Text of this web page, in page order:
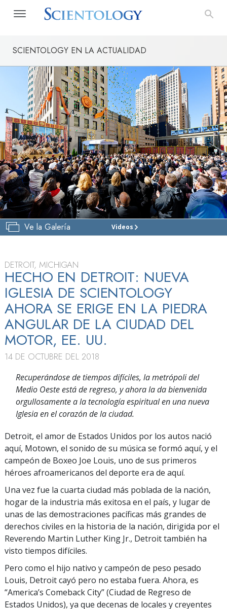
SCIENTOLOGY EN LA ACTUALIDAD
Ve la Galería Videos
IGLESIA
GRAN
INAUGURACIÓN
DETROIT, MICHIGAN
HECHO EN DETROIT: NUEVA
IGLESIA DE SCIENTOLOGY
AHORA SE ERIGE EN LA PIEDRA
ANGULAR DE LA CIUDAD DEL
MOTOR, EE. UU.
14 DE OCTUBRE DEL 2018
Recuperándose de tiempos difíciles, la metrópoli del
Medio Oeste está de regreso, y ahora la da bienvenida
orgullosamente a la tecnología espiritual en una nueva
Iglesia en el corazón de la ciudad.
Detroit, el amor de Estados Unidos por los autos nació
aquí, Motown, el sonido de su música se formó aquí, y el
campeón de Boxeo Joe Louis, uno de sus primeros
héroes afroamericanos del deporte era de aquí.
Una vez fue la cuarta ciudad más poblada de la nación,
hogar de la industria más exitosa en el país, y lugar de
unas de las demostraciones pacíficas más grandes de
derechos civiles en la historia de la nación, dirigida por el
Reverendo Martin Luther King Jr., Detroit también ha
visto tiempos difíciles.
Pero como el hijo nativo y campeón de peso pesado
Louis, Detroit cayó pero no estaba fuera. Ahora, es
“America’s Comeback City” (Ciudad de Regreso de
Estados Unidos), ya que decenas de locales y creyentes